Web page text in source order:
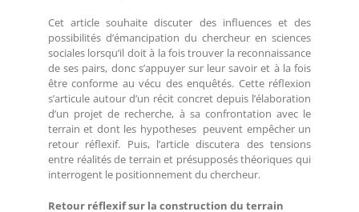
Cet article souhaite discuter des influences et des
possibilités d’émancipation du chercheur en sciences
sociales lorsqu’il doit à la fois trouver la reconnaissance
de ses pairs, donc s’appuyer sur leur savoir et à la fois
être conforme au vécu des enquêtés. Cette réflexion
s’articule autour d’un récit concret depuis l’élaboration
d’un projet de recherche, à sa confrontation avec le
terrain et dont les hypotheses peuvent empêcher un
retour réflexif. Puis, l’article discutera des tensions
entre réalités de terrain et présupposés théoriques qui
interrogent le positionnement du chercheur.
Retour réflexif sur la construction du terrain